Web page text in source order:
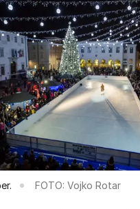
FOTO: Vojko Rotar